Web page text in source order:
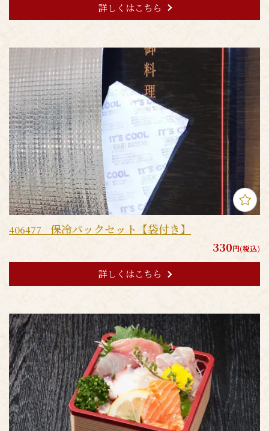
詳しくはこちら
406477 保冷パックセット【袋付き】
330円(税込)
詳しくはこちら